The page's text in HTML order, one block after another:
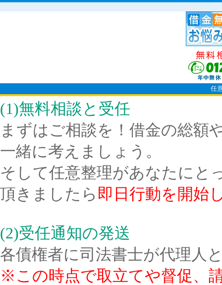
任
(1)無料相談と受任
まずはご相談を！借金の総額
一緒に考えましょう。
そして任意整理があなたにと
頂きましたら 即日行動を開始
(2)受任通知の発送
各債権者に司法書士が代理人
※この時点で取立てや督促、